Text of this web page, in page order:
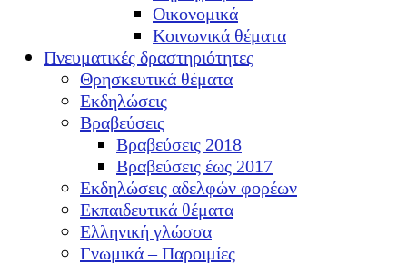
Οικονομικά
Κοινωνικά θέματα
Πνευματικές δραστηριότητες
Θρησκευτικά θέματα
Εκδηλώσεις
Βραβεύσεις
Βραβεύσεις 2018
Βραβεύσεις έως 2017
Εκδηλώσεις αδελφών φορέων
Εκπαιδευτικά θέματα
Ελληνική γλώσσα
Γνωμικά – Παροιμίες